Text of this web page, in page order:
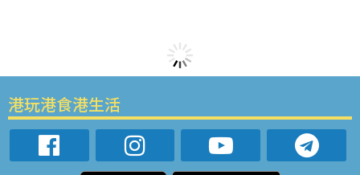
港玩港食港生活